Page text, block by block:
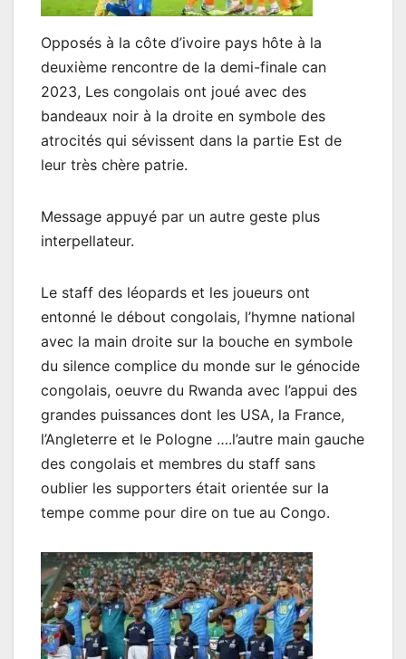
Opposés à la côte d’ivoire pays hôte à la
deuxième rencontre de la demi-finale can
2023, Les congolais ont joué avec des
bandeaux noir à la droite en symbole des
atrocités qui sévissent dans la partie Est de
leur très chère patrie.
Message appuyé par un autre geste plus
interpellateur.
Le staff des léopards et les joueurs ont
entonné le débout congolais, l’hymne national
avec la main droite sur la bouche en symbole
du silence complice du monde sur le génocide
congolais, oeuvre du Rwanda avec l’appui des
grandes puissances dont les USA, la France,
l’Angleterre et le Pologne ….l’autre main gauche
des congolais et membres du staff sans
oublier les supporters était orientée sur la
tempe comme pour dire on tue au Congo.